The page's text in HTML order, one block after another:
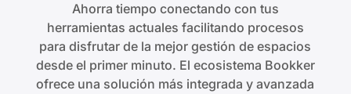
Ahorra tiempo conectando con tus
herramientas actuales facilitando procesos
para disfrutar de la mejor gestión de espacios
desde el primer minuto. El ecosistema Bookker
ofrece una solución más integrada y avanzada